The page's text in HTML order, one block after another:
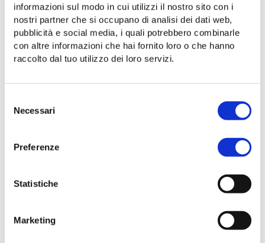
informazioni sul modo in cui utilizzi il nostro sito con i
nostri partner che si occupano di analisi dei dati web,
pubblicità e social media, i quali potrebbero combinarle
con altre informazioni che hai fornito loro o che hanno
raccolto dal tuo utilizzo dei loro servizi.
delNecessari
Preferenze
Statistiche
Marketing
Spot video